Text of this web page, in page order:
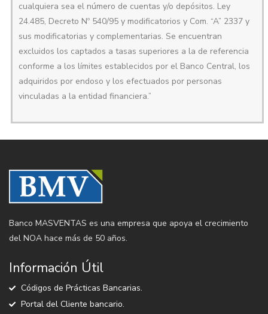
cualquiera sea el número de cuentas y/o depósitos. Ley
24.485, Decreto Nº 540/95 y modificatorios y Com. “A” 2337 y
sus modificatorias y complementarias. Se encuentran
excluidos los captados a tasas superiores a la de referencia
conforme a los límites establecidos por el Banco Central, los
adquiridos por endoso y los efectuados por personas
vinculadas a la entidad financiera.”
Banco MASVENTAS es una empresa que apoya el crecimiento
del NOA hace más de 50 años.
Información Útil
Códigos de Prácticas Bancarias.
Portal del Cliente bancario.